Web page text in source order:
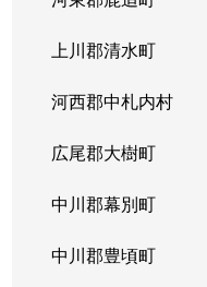
上川郡清水町
河西郡中札内村
広尾郡大樹町
中川郡幕別町
中川郡豊頃町